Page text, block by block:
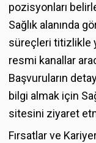
pozisyonları
Sağlık alanında
süreçleri titizlikle
resmi kanallar
Başvuruların
bilgi almak için
sitesini ziyaret
Fırsatlar ve